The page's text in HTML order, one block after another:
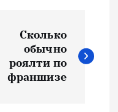
Сколько
обычно
роялти по
франшизе